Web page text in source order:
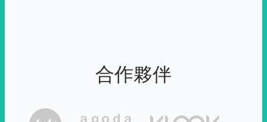
合作夥伴